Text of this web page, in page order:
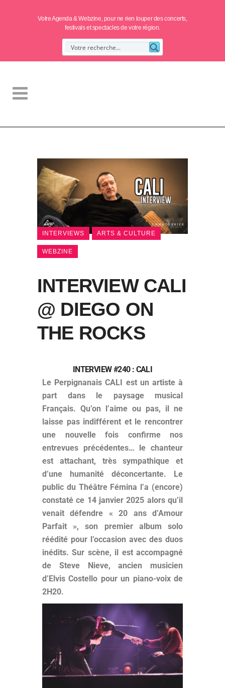
Votre Agenda & Webzine, pour ne rien louper des concerts,
festivals et spectacles de votre région.
INTERVIEWS ARTS & CULTURE
WEBZINE
INTERVIEW CALI
@ DIEGO ON
THE ROCKS
INTERVIEW #240 : CALI
Le Perpignanais CALI est un artiste à
part dans le paysage musical
Français. Qu’on l’aime ou pas, il ne
laisse pas indifférent et le rencontrer
une nouvelle fois confirme nos
entrevues précédentes… le chanteur
est attachant, très sympathique et
d’une humanité déconcertante. Le
public du Théâtre Fémina l’a (encore)
constaté ce 14 janvier 2025 alors qu’il
venait défendre « 20 ans d’Amour
Parfait », son premier album solo
réédité pour l’occasion avec des duos
inédits. Sur scène, il est accompagné
de Steve Nieve, ancien musicien
d’Elvis Costello pour un piano-voix de
2H20.